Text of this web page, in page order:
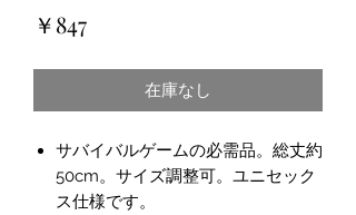
￥847価
在庫なし
サバイバルゲームの必需品。総丈約
50cm。サイズ調整可。ユニセック
ス仕様です。